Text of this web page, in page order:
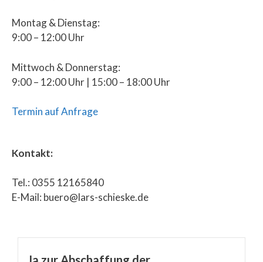
Montag & Dienstag:
9:00 – 12:00 Uhr
Mittwoch & Donnerstag:
9:00 – 12:00 Uhr | 15:00 – 18:00 Uhr
Termin auf Anfrage
Kontakt:
Tel.: 0355 12165840
E-Mail: buero@lars-schieske.de